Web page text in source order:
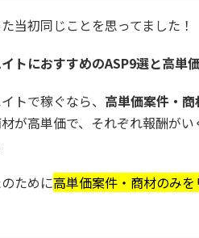
当初同じことを思ってました！
トにおすすめのASP9選と高単
トで稼ぐなら、 高単価案件・商
が高単価で、それぞれ報酬が
ために高単価案件・商材のみを